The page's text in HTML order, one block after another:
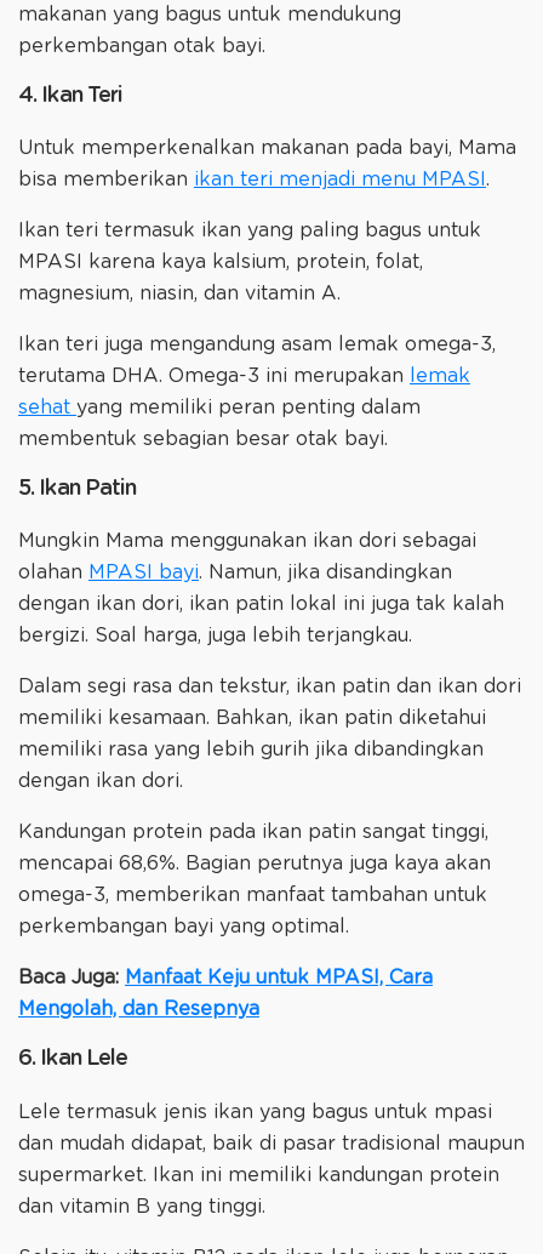
makanan yang bagus untuk mendukung
perkembangan otak bayi.
4. Ikan Teri
Untuk memperkenalkan makanan pada bayi, Mama
bisa memberikan ikan teri menjadi menu MPASI.
Ikan teri termasuk ikan yang paling bagus untuk
MPASI karena kaya kalsium, protein, folat,
magnesium, niasin, dan vitamin A.
Ikan teri juga mengandung asam lemak omega-3,
terutama DHA. Omega-3 ini merupakan lemak
sehat yang memiliki peran penting dalam
membentuk sebagian besar otak bayi.
5. Ikan Patin
Mungkin Mama menggunakan ikan dori sebagai
olahan MPASI bayi. Namun, jika disandingkan
dengan ikan dori, ikan patin lokal ini juga tak kalah
bergizi. Soal harga, juga lebih terjangkau.
Dalam segi rasa dan tekstur, ikan patin dan ikan dori
memiliki kesamaan. Bahkan, ikan patin diketahui
memiliki rasa yang lebih gurih jika dibandingkan
dengan ikan dori.
Kandungan protein pada ikan patin sangat tinggi,
mencapai 68,6%. Bagian perutnya juga kaya akan
omega-3, memberikan manfaat tambahan untuk
perkembangan bayi yang optimal.
Baca Juga: Manfaat Keju untuk MPASI, Cara
Mengolah, dan Resepnya
6. Ikan Lele
Lele termasuk jenis ikan yang bagus untuk mpasi
dan mudah didapat, baik di pasar tradisional maupun
supermarket. Ikan ini memiliki kandungan protein
dan vitamin B yang tinggi.